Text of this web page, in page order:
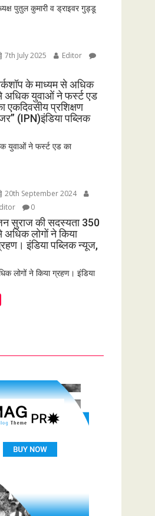
पुतुल कुमारी व ड्राइवर गुड्डू
7th July 2025
Editor
के माध्यम से अधिक
अधिक युवाओं ने फर्स्ट एड
एकदिवसीय प्रशिक्षण
(IPN)इंडिया पब्लिक
युवाओं ने फर्स्ट एड का
20th September 2024
0
सुराज की सदस्यता 350
अधिक लोगों ने किया
इंडिया पब्लिक न्यूज,
लोगों ने किया ग्रहण। इंडिया